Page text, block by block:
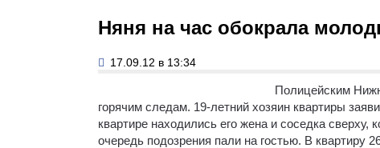
Няня на час обокрала
17.09.12 в 13:34
Полицейским
горячим следам. 19-летний хозяин квартиры
квартире находились его жена и соседка
очередь подозрения пали на гостью. В квартиру